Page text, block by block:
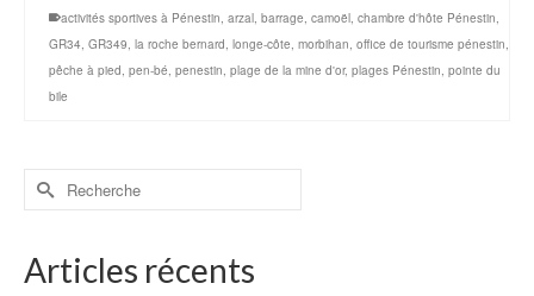
activités sportives à Pénestin, arzal, barrage, camoël, chambre d'hôte Pénestin,
GR34, GR349, la roche bernard, longe-côte, morbihan, office de tourisme pénestin,
pêche à pied, pen-bé, penestin, plage de la mine d'or, plages Pénestin, pointe du
bile
Rechercher :
Articles récents